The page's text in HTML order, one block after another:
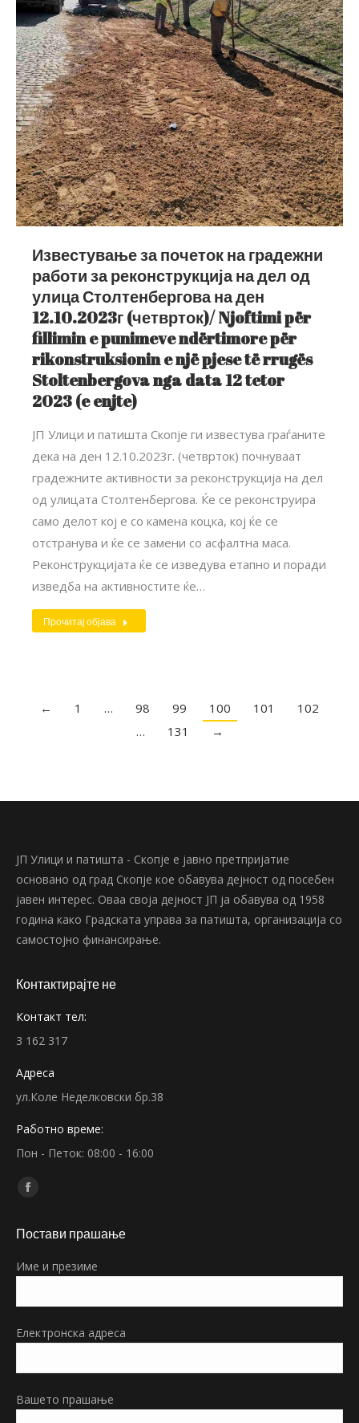
Известување за почеток на градежни
работи за реконструкција на дел од
улица Столтенбергова на ден
12.10.2023г (четврток)/ Njoftimi për
fillimin e punimeve ndërtimore për
rikonstruksionin e një pjese të rrugës
Stoltenbergova nga data 12 tetor
2023 (e enjte)
ЈП Улици и патишта Скопје ги известува граѓаните
дека на ден 12.10.2023г. (четврток) почнуваат
градежните активности за реконструкција на дел
од улицата Столтенбергова. Ќе се реконструира
само делот кој е со камена коцка, кој ќе се
отстранува и ќе се замени со асфалтна маса.
Реконструкцијата ќе се изведува етапно и поради
изведба на активностите ќе…
Прочитај објава
← 1 … 98 99 100 101
102
…
131 →
ЈП Улици и патишта - Скопје е јавно претпријатие
основано од град Скопје кое обавува дејност од посебен
јавен интерес. Оваа своја дејност ЈП ја обавува од 1958
година како Градската управа за патишта, организација со
самостојно финансирање.
Контактирајте не
Контакт тел:
3 162 317
Адреса
ул.Коле Неделковски бр.38
Работно време:
Пон - Петок: 08:00 - 16:00
Find us on:
Facebook
opens
new
Постави прашање
Име и презиме
Електронска адреса
Вашето прашање